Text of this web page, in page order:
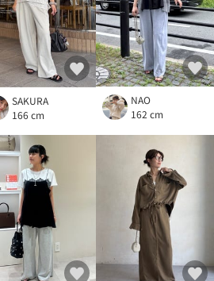
SAKURA
166 cm
NAO
162 cm